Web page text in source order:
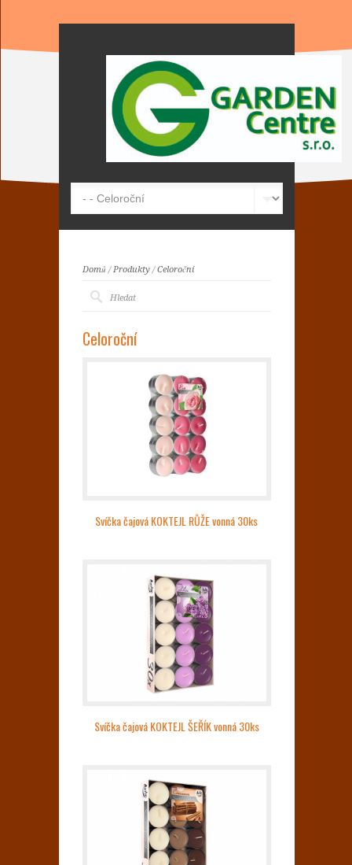
Domů /Produkty/Celoroční
Celoroční
Svíčka čajová KOKTEJL RŮŽE vonná 30ks
Svíčka čajová KOKTEJL ŠEŘÍK vonná 30ks